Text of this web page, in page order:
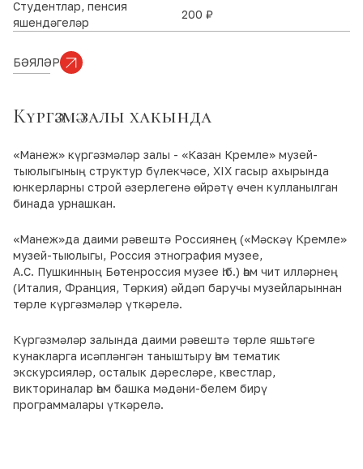
Студентлар, пенсия
яшендәгеләр
200 ₽
БӘЯЛӘР
Күргәзмә залы хакында
«Манеж» күргәзмәләр залы - «Казан Кремле» музей-
тыюлыгының структур бүлекчәсе, XIX гасыр ахырында
юнкерларны строй әзерлегенә өйрәтү өчен кулланылган
бинада урнашкан.
«Манеж»да даими рәвештә Россиянең («Мәскәү Кремле»
музей-тыюлыгы, Россия этнография музее,
А.С. Пушкинның Бөтенроссия музее һ.б.) һәм чит илләрнең
(Италия, Франция, Төркия) әйдәп баручы музейларыннан
төрле күргәзмәләр үткәрелә.
Күргәзмәләр залында даими рәвештә төрле яшьтәге
кунакларга исәпләнгән таныштыру һәм тематик
экскурсияләр, осталык дәресләре, квестлар,
викториналар һәм башка мәдәни-белем бирү
программалары үткәрелә.